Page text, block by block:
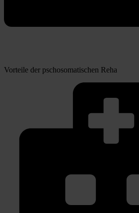
Vorteile der pschosomatischen Reha